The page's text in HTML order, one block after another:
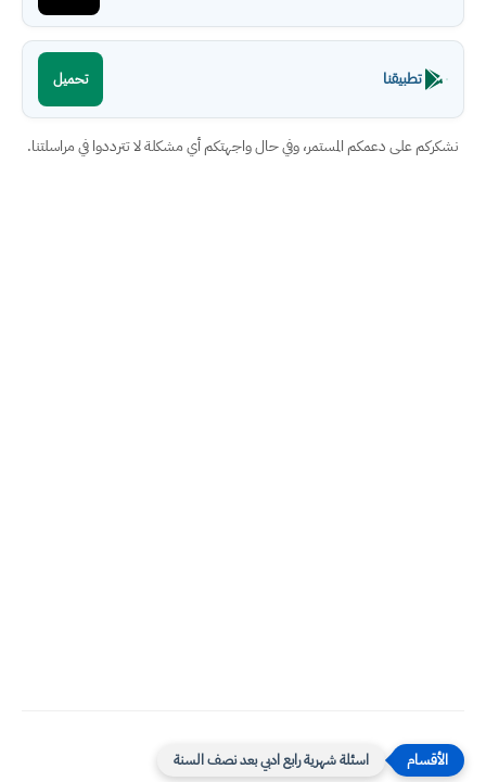
تطبيقنا تحميل
نشكركم على دعمكم المستمر، وفي حال واجهتكم أي مشكلة لا تترددوا في مراسلتنا.
اسئلة شهرية رابع ادبي بعد نصف السنة